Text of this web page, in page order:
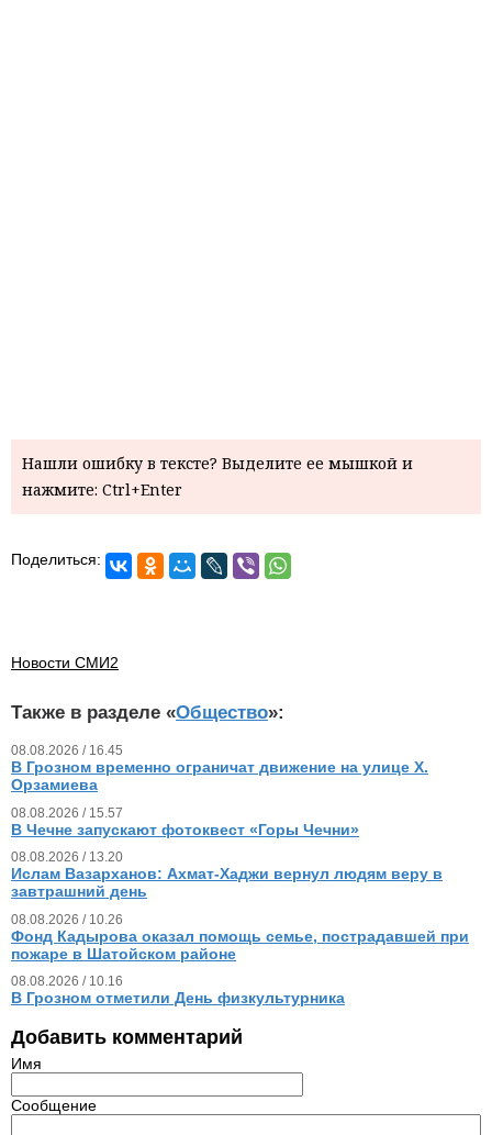
Нашли ошибку в тексте? Выделите ее мышкой и
нажмите: Ctrl+Enter
Поделиться:
Новости СМИ2
Также в разделе «Общество»:
08.08.2026 / 16.45
В Грозном временно ограничат движение на улице Х.
Орзамиева
08.08.2026 / 15.57
В Чечне запускают фотоквест «Горы Чечни»
08.08.2026 / 13.20
Ислам Вазарханов: Ахмат-Хаджи вернул людям веру в
завтрашний день
08.08.2026 / 10.26
Фонд Кадырова оказал помощь семье, пострадавшей при
пожаре в Шатойском районе
08.08.2026 / 10.16
В Грозном отметили День физкультурника
Добавить комментарий
Имя
Сообщение